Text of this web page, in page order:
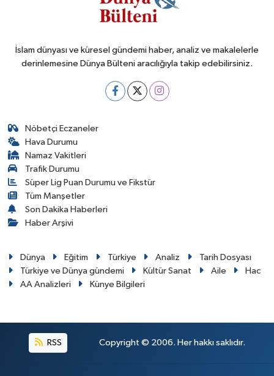
İslam dünyası ve küresel gündemi haber, analiz ve makalelerle
derinlemesine Dünya Bülteni aracılığıyla takip edebilirsiniz.
Nöbetçi Eczaneler
Hava Durumu
Namaz Vakitleri
Trafik Durumu
Süper Lig Puan Durumu ve Fikstür
Tüm Manşetler
Son Dakika Haberleri
Haber Arşivi
Dünya Eğitim Türkiye Analiz
Tarih Dosyası
Türkiye ve Dünya gündemi
Kültür Sanat Aile
Hac
AA Analizleri
Künye Bilgileri
RSS Copyright © 2006. Her hakkı saklıdır.